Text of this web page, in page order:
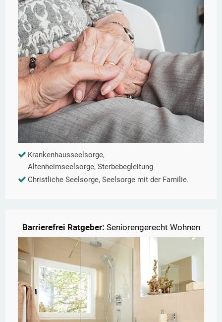
Krankenhausseelsorge,
Altenheimseelsorge, Sterbebegleitung
Christliche Seelsorge, Seelsorge mit der Familie.
Barrierefrei Ratgeber: Seniorengerecht Wohnen